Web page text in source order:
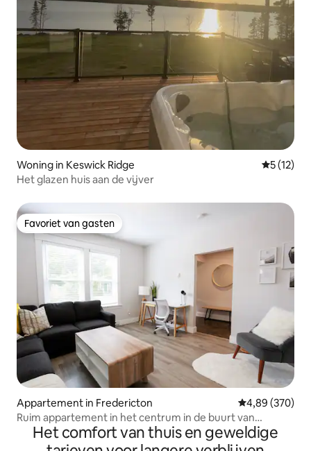
Woning in Keswick Ridge
5 (12)
Het glazen huis aan de vijver
Favoriet van gasten
Favoriet van gasten
Appartement in Fredericton Gemiddelde
4,89 (370)
Ruim appartement in het centrum in de buurt van
restaurants/bars
Het comfort van thuis en geweldige